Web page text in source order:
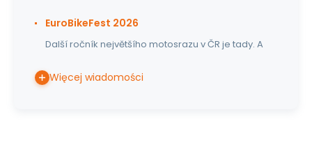
EuroBikeFest 2026
Další ročník největšího motosrazu v ČR je tady. A
Więcej wiadomości